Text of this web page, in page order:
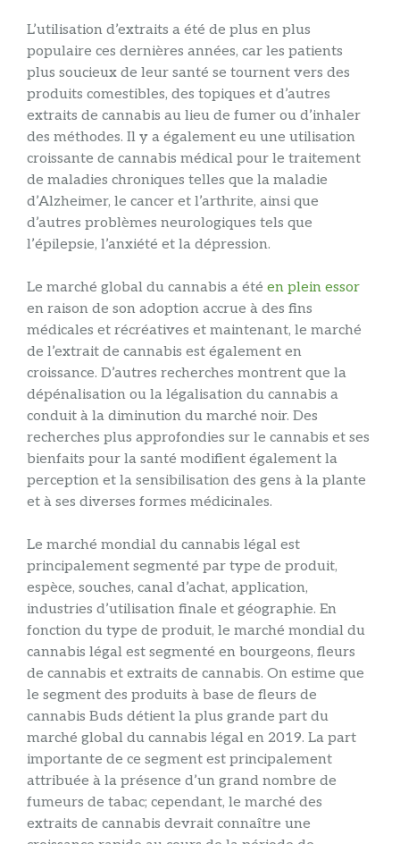
L’utilisation d’extraits a été de plus en plus
populaire ces dernières années, car les patients
plus soucieux de leur santé se tournent vers des
produits comestibles, des topiques et d’autres
extraits de cannabis au lieu de fumer ou d’inhaler
des méthodes. Il y a également eu une utilisation
croissante de cannabis médical pour le traitement
de maladies chroniques telles que la maladie
d’Alzheimer, le cancer et l’arthrite, ainsi que
d’autres problèmes neurologiques tels que
l’épilepsie, l’anxiété et la dépression.
Le marché global du cannabis a été en plein essor
en raison de son adoption accrue à des fins
médicales et récréatives et maintenant, le marché
de l’extrait de cannabis est également en
croissance. D’autres recherches montrent que la
dépénalisation ou la légalisation du cannabis a
conduit à la diminution du marché noir. Des
recherches plus approfondies sur le cannabis et ses
bienfaits pour la santé modifient également la
perception et la sensibilisation des gens à la plante
et à ses diverses formes médicinales.
Le marché mondial du cannabis légal est
principalement segmenté par type de produit,
espèce, souches, canal d’achat, application,
industries d’utilisation finale et géographie. En
fonction du type de produit, le marché mondial du
cannabis légal est segmenté en bourgeons, fleurs
de cannabis et extraits de cannabis. On estime que
le segment des produits à base de fleurs de
cannabis Buds détient la plus grande part du
marché global du cannabis légal en 2019. La part
importante de ce segment est principalement
attribuée à la présence d’un grand nombre de
fumeurs de tabac; cependant, le marché des
extraits de cannabis devrait connaître une